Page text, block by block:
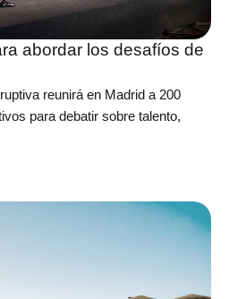
abordar los desafíos de
reunirá en Madrid a 200
para debatir sobre talento,